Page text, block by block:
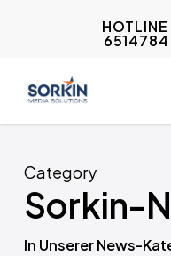
content
Category
Sorkin-
In Unserer News-